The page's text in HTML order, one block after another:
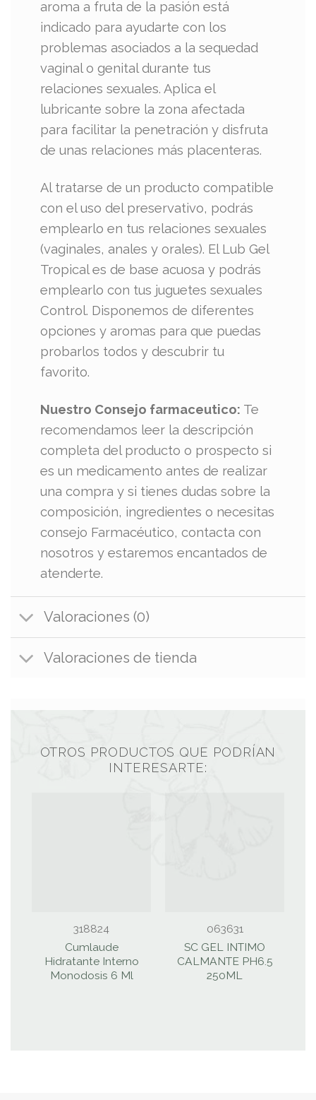
aroma a fruta de la pasión está
indicado para ayudarte con los
problemas asociados a la sequedad
vaginal o genital durante tus
relaciones sexuales. Aplica el
lubricante sobre la zona afectada
para facilitar la penetración y disfruta
de unas relaciones más placenteras.
Al tratarse de un producto compatible
con el uso del preservativo, podrás
emplearlo en tus relaciones sexuales
(vaginales, anales y orales). El Lub Gel
Tropical es de base acuosa y podrás
emplearlo con tus juguetes sexuales
Control. Disponemos de diferentes
opciones y aromas para que puedas
probarlos todos y descubrir tu
favorito.
Nuestro Consejo farmaceutico: Te
recomendamos leer la descripción
completa del producto o prospecto si
es un medicamento antes de realizar
una compra y si tienes dudas sobre la
composición, ingredientes o necesitas
consejo Farmacéutico, contacta con
nosotros y estaremos encantados de
atenderte.
Valoraciones (0)
Valoraciones de tienda
OTROS PRODUCTOS QUE PODRÍAN
INTERESARTE:
318824
Cumlaude
Hidratante Interno
Monodosis 6 Ml
063631
SC GEL INTIMO
CALMANTE PH6.5
250ML